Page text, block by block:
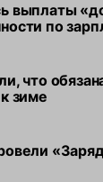
выплаты
по
что
зиме